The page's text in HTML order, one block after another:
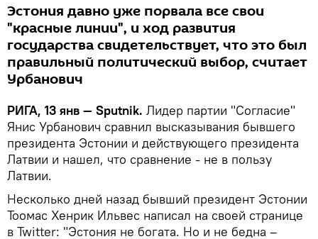
Эстония давно уже порвала все свои
"красные линии", и ход развития
государства свидетельствует, что это был
правильный политический выбор, считает
Урбанович
РИГА, 13 янв — Sputnik. Лидер партии "Согласие"
Янис Урбанович сравнил высказывания бывшего
президента Эстонии и действующего президента
Латвии и нашел, что сравнение - не в пользу
Латвии.
Несколько дней назад бывший президент Эстонии
Тоомас Хенрик Ильвес написал на своей странице
в Twitter: "Эстония не богата. Но и не бедна –